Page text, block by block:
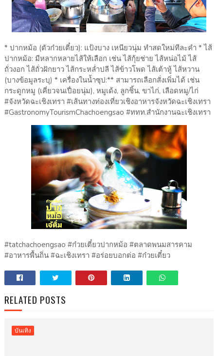
* ปากหม้อ (ตัวก๋วยเตี๋ยว): แป้งบาง เหนียวนุ่ม ทำสดใหม่ทีละคำ * ไส้
ปากหม้อ: มีหลากหลายไส้ให้เลือก เช่น ไส้กุ้ยช่าย ไส้หน่อไม้ ไส้
ถั่วงอก ไส้ถั่วฝักยาว ไส้กระหล่ำปลี ไส้ข้าวโพด ไส้เต้าหู้ ไส้หวาน
(บางข้อมูลระบุ) * เครื่องในน้ำซุป:** สามารถเลือกสั่งเพิ่มได้ เช่น
กระดูกหมู (เคี่ยวจนเปื่อยนุ่ม), หมูเด้ง, ลูกชิ้น, ขาไก่, เลือดหมู/ไก่
#จังหวัดฉะเชิงเทรา #เส้นทางท่องเที่ยวเชิงอาหารจังหวัดฉะเชิงเทรา
#GastronomyTourismChachoengsao #ททท.สำนักงานฉะเชิงเทรา
#tatchachoengsao #ก๋วยเตี๋ยวปากหม้อ #ตลาดพนมสารคาม
#อาหารพื้นถิ่น #ฉะเชิงเทรา #อร่อยบอกต่อ #ก๋วยเตี๋ยว
RELATED POSTS
บันเทิง